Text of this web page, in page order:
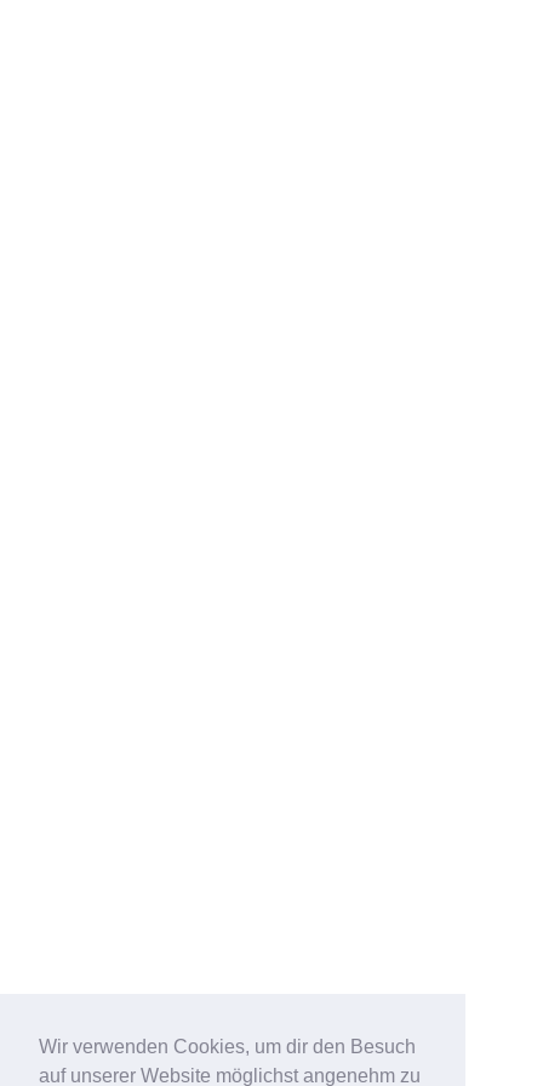
Wir verwenden Cookies, um dir den Besuch
auf unserer Website möglichst angenehm zu